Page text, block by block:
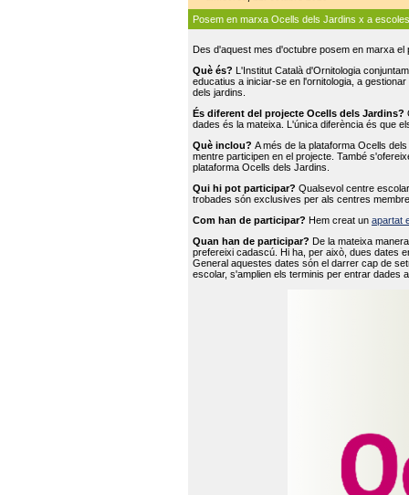
Posem en marxa Ocells dels Jardins x a escoles
Des d'aquest mes d'octubre posem en marxa
Què és? L'Institut Català d'Ornitologia
educatius a iniciar-se en l'ornitologia, a
dels jardins.
És diferent del projecte Ocells dels Jardins?
dades és la mateixa. L'única diferència és que
Què inclou? A més de la plataforma Ocells
mentre participen en el projecte. També
plataforma Ocells dels Jardins.
Qui hi pot participar? Qualsevol centre
trobades són exclusives per als centres
Com han de participar? Hem creat un apartat
Quan han de participar? De la mateixa
prefereixi cadascú. Hi ha, per això, dues dates
General aquestes dates són el darrer cap de
escolar, s'amplien els terminis per entrar dades